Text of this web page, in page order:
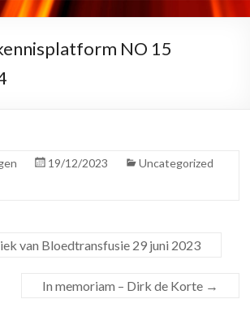
NO 15
19/12/2023
Uncategorized
van Bloedtransfusie 29 juni 2023
In memoriam – Dirk de Korte →